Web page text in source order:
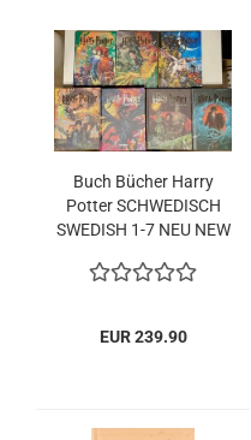
Buch Bücher Harry
Potter SCHWEDISCH
SWEDISH 1-7 NEU NEW
EUR 239.90